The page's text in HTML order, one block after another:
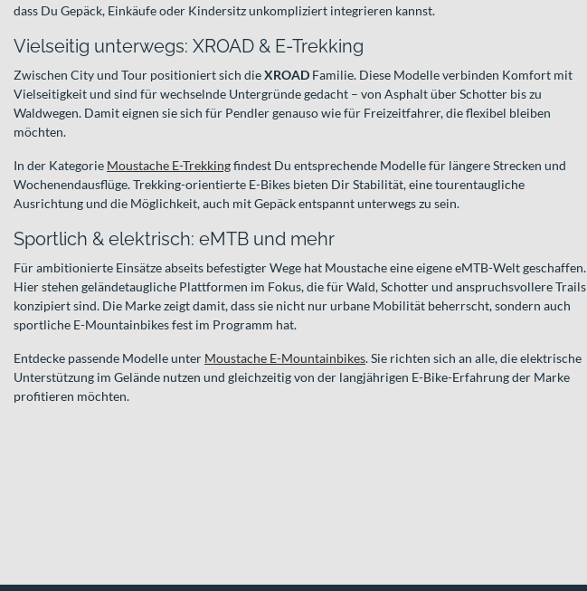
dass Du Gepäck, Einkäufe oder Kindersitz unkompliziert integrieren kannst.
Vielseitig unterwegs: XROAD & E-Trekking
Zwischen City und Tour positioniert sich dieXROAD Familie. Diese Modelle verbinden Komfort mit
Vielseitigkeit und sind für wechselnde Untergründe gedacht – von Asphalt über Schotter bis zu
Waldwegen. Damit eignen sie sich für Pendler genauso wie für Freizeitfahrer, die flexibel bleiben
möchten.
In der Kategorie Moustache E-Trekkingfindest Du entsprechende Modelle für längere Strecken und
Wochenendausflüge. Trekking-orientierte E-Bikes bieten Dir Stabilität, eine tourentaugliche
Ausrichtung und die Möglichkeit, auch mit Gepäck entspannt unterwegs zu sein.
Sportlich & elektrisch: eMTB und mehr
Für ambitionierte Einsätze abseits befestigter Wege hat Moustache eine eigene eMTB-Welt geschaffen.
Hier stehen geländetaugliche Plattformen im Fokus, die für Wald, Schotter und anspruchsvollere Trails
konzipiert sind. Die Marke zeigt damit, dass sie nicht nur urbane Mobilität beherrscht, sondern auch
sportliche E-Mountainbikes fest im Programm hat.
Entdecke passende Modelle unter Moustache E-Mountainbikes. Sie richten sich an alle, die elektrische
Unterstützung im Gelände nutzen und gleichzeitig von der langjährigen E-Bike-Erfahrung der Marke
profitieren möchten.